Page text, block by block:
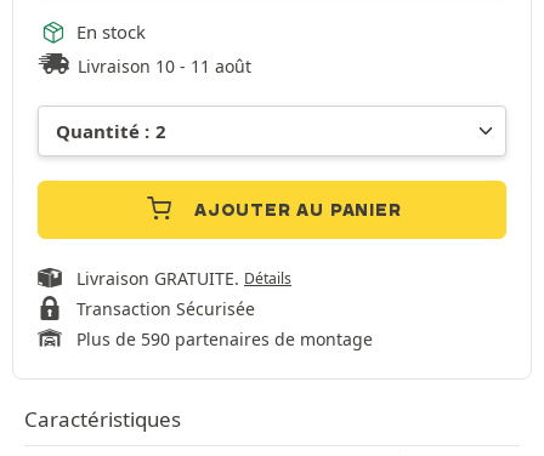
En stock
Livraison 10 - 11 août
AJOUTER AU PANIER
Livraison GRATUITE. Détails
Transaction Sécurisée
Plus de 590 partenaires de montage
Caractéristiques